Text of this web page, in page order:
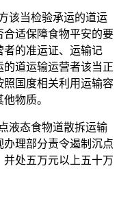
当检验承运的道运
适保障食物平安的要
者的准运证、运输记
道运输运营者该当正
国度相关利用运输容
物质。
态食物道散拆运输
理部分责令遏制沉点
处五万元以上五十万